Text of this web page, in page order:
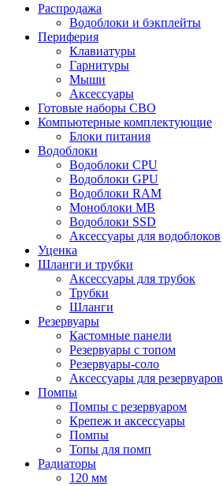
Распродажа
Водоблоки и бэкплейты
Периферия
Клавиатуры
Гарнитуры
Мыши
Аксессуары
Готовые наборы СВО
Компьютерные комплектующие
Блоки питания
Водоблоки
Водоблоки CPU
Водоблоки GPU
Водоблоки RAM
Моноблоки MB
Водоблоки SSD
Аксессуары для водоблоков
Уценка
Шланги и трубки
Аксессуары для трубок
Трубки
Шланги
Резервуары
Кастомные панели
Резервуары с топом
Резервуары-соло
Аксессуары для резервуаров
Помпы
Помпы с резервуаром
Крепеж и аксессуары
Помпы
Топы для помп
Радиаторы
120 мм